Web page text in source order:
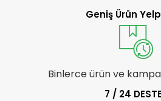
Geniş Ürün
Binlerce ürün ve
7 / 24